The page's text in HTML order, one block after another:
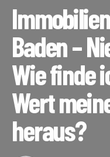
Baden –
Wie finde
Wert
heraus?